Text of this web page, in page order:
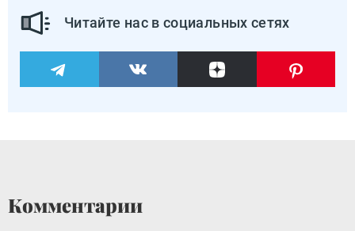
Читайте нас в социальных сетях
Комментарии